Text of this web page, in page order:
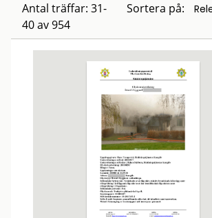
Antal träffar: 31-
40 av 954
Sortera på: